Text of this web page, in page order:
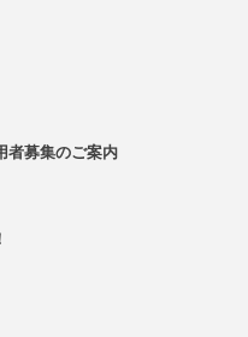
者募集のご案内